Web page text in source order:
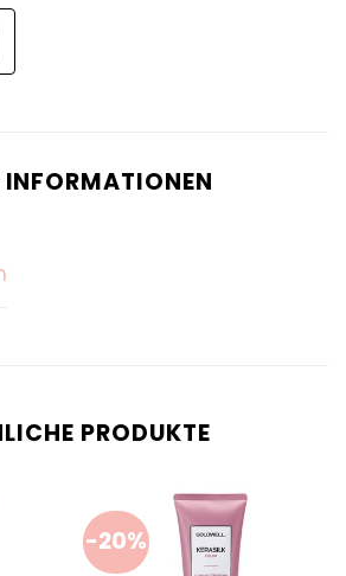
PRODUKTE
-20%